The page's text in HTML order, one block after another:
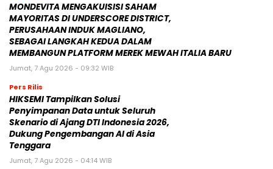
MONDEVITA MENGAKUISISI SAHAM
MAYORITAS DI UNDERSCORE DISTRICT,
PERUSAHAAN INDUK MAGLIANO,
SEBAGAI LANGKAH KEDUA DALAM
MEMBANGUN PLATFORM MEREK MEWAH ITALIA BARU
Jumat, 7 Agu 2026 - 09:32 WIB
Pers Rilis
HIKSEMI Tampilkan Solusi
Penyimpanan Data untuk Seluruh
Skenario di Ajang DTI Indonesia 2026,
Dukung Pengembangan AI di Asia
Tenggara
Jumat, 7 Agu 2026 - 04:14 WIB